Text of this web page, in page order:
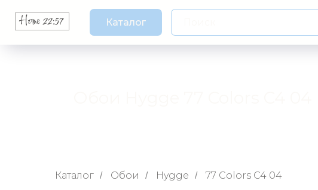
Каталог
Каталог / Обои / Hygge / 77 Colors C4 04